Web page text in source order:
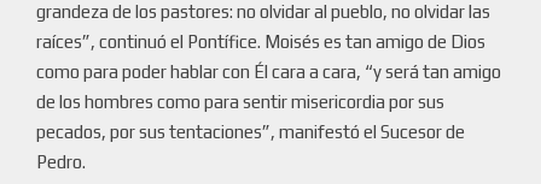
grandeza de los pastores: no olvidar al pueblo, no olvidar las
raíces”, continuó el Pontífice. Moisés es tan amigo de Dios
como para poder hablar con Él cara a cara, “y será tan amigo
de los hombres como para sentir misericordia por sus
pecados, por sus tentaciones”, manifestó el Sucesor de
Pedro.